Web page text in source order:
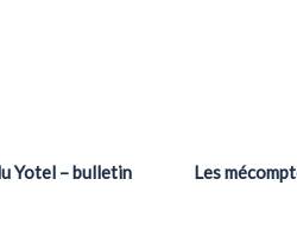
Yotel – bulletin
Les